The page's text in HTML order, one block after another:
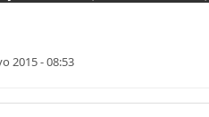
2015 - 08:53